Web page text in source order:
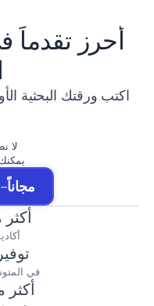
أحرز تقدماً
لا
مجاناً
أكثر من 5
توفير 5.2 ساعة
في
أكثر من